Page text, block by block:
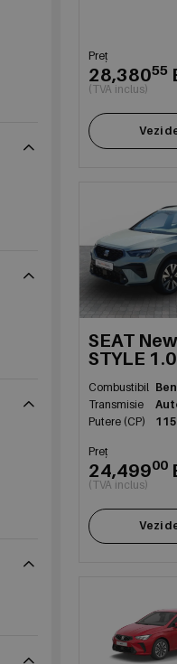
Preț
28,38055
(TVA inclus)
Vezi
SEAT
STYLE
Combustibil
Transmisie
Putere (CP)
115
Preț
24,49900
(TVA inclus)
Vezi